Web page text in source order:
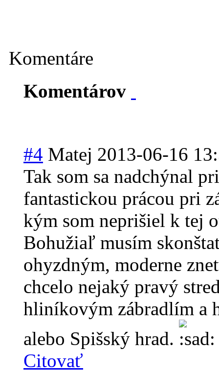
Komentáre
Komentárov
#4 Matej 2013-06-16
Tak som sa nadchýnal
fantastickou prácou pri
kým som neprišiel k tej
Bohužiaľ musím
ohyzdným, moderne
chcelo nejaký pravý
hliníkovým zábradlím a
alebo Spišský hrad.
Citovať